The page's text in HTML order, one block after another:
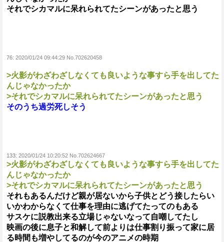
それでシカマルに呆れられてたシーンがあったと思う
76: 2020/01/24 09:44:29 No.702620458
>火影がわざわざしなくても良いような事すら手を出してた
んじゃなかったか
>それでシカマルに呆れられてたシーンがあったと思う
そのうち過労死しそう
133: 2020/01/24 10:20:52 No.702624667
>火影がわざわざしなくても良いような事すら手を出してた
んじゃなかったか
>それでシカマルに呆れられてたシーンがあったと思う
それもあるんだけど親が居ないから子供とどう接したらい
いかわからなくて仕事を理由に逃げてたってのもある
サスケに説教出来る立場じゃないなって自嘲してたし
映画の後に息子と和解して前よりは仕事割り振って家に居
る時間も増やしてるのが今のアニメの時期